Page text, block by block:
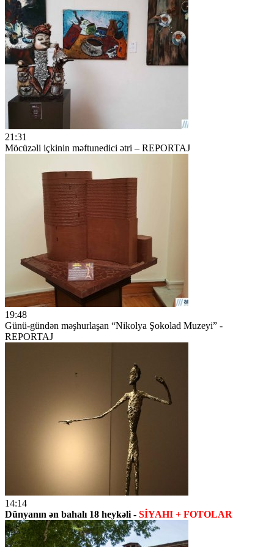
21:31
Möcüzəli içkinin məftunedici ətri – REPORTAJ
19:48
Günü-gündən məşhurlaşan “Nikolya Şokolad Muzeyi” -
REPORTAJ
14:14
Dünyanın ən bahalı 18 heykəli - SİYAHI + FOTOLAR